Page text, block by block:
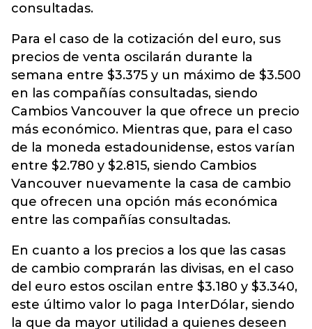
consultadas.
Para el caso de la cotización del euro, sus
precios de venta oscilarán durante la
semana entre $3.375 y un máximo de $3.500
en las compañías consultadas, siendo
Cambios Vancouver la que ofrece un precio
más económico. Mientras que, para el caso
de la moneda estadounidense, estos varían
entre $2.780 y $2.815, siendo Cambios
Vancouver nuevamente la casa de cambio
que ofrecen una opción más económica
entre las compañías consultadas.
En cuanto a los precios a los que las casas
de cambio comprarán las divisas, en el caso
del euro estos oscilan entre $3.180 y $3.340,
este último valor lo paga InterDólar, siendo
la que da mayor utilidad a quienes deseen